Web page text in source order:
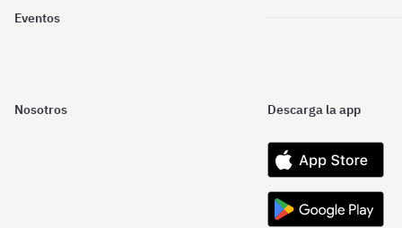
Eventos
Nosotros Descarga la app